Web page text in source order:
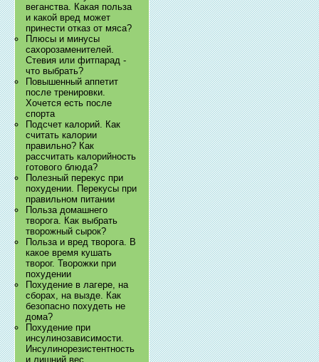
веганства. Какая польза
и какой вред может
принести отказ от мяса?
Плюсы и минусы
сахорозаменителей.
Стевия или фитпарад -
что выбрать?
Повышенный аппетит
после тренировки.
Хочется есть после
спорта
Подсчет калорий. Как
считать калории
правильно? Как
рассчитать калорийность
готового блюда?
Полезный перекус при
похудении. Перекусы при
правильном питании
Польза домашнего
творога. Как выбрать
творожный сырок?
Польза и вред творога. В
какое время кушать
творог. Творожки при
похудении
Похудение в лагере, на
сборах, на вызде. Как
безопасно похудеть не
дома?
Похудение при
инсулинозависимости.
Инсулинорезистентность
и лишний вес